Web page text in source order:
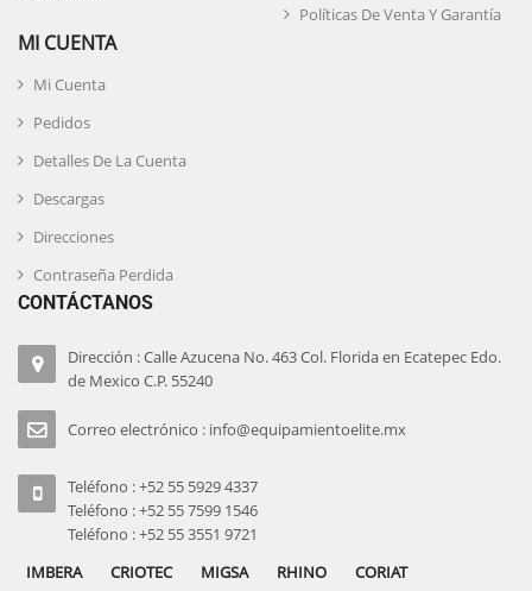
Políticas De Venta Y Garantía
MI CUENTA
Mi Cuenta
Pedidos
Detalles De La Cuenta
Descargas
Direcciones
Contraseña Perdida
CONTÁCTANOS
Dirección : Calle Azucena No. 463 Col. Florida en Ecatepec Edo.
de Mexico C.P. 55240
Correo electrónico : info@equipamientoelite.mx
Teléfono : +52 55 5929 4337
Teléfono : +52 55 7599 1546
Teléfono : +52 55 3551 9721
IMBERA
CRIOTEC MIGSA RHINO
CORIAT